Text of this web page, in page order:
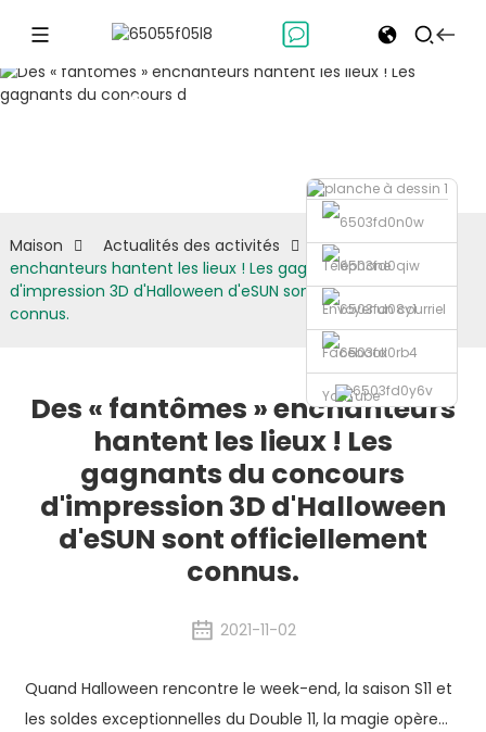
Téléphone
Envoyer un courriel
Facebook
YouTube
Actualités
des activités
Maison Actualités des activités
Des « fantômes »
enchanteurs hantent les lieux ! Les gagnants du concours
d'impression 3D d'Halloween d'eSUN sont officiellement
connus.
Des « fantômes » enchanteurs
hantent les lieux ! Les
gagnants du concours
d'impression 3D d'Halloween
d'eSUN sont officiellement
connus.
2021-11-02
Quand Halloween rencontre le week-end, la saison S11 et
les soldes exceptionnelles du Double 11, la magie opère…